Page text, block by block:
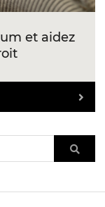
et aidez